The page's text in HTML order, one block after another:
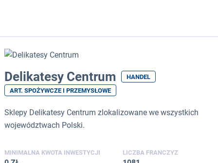
Delikatesy Centrum
HANDEL
ART. SPOŻYWCZE I PRZEMYSŁOWE
Sklepy Delikatesy Centrum zlokalizowane we wszystkich
województwach Polski.
MINIMALNA KWOTA INWESTYCJI LICZBA FRANCZYZ